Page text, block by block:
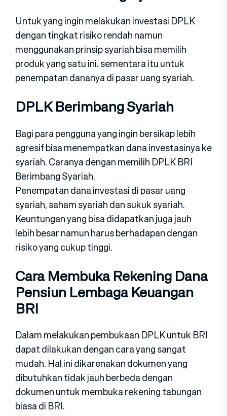
Untuk yang ingin melakukan investasi DPLK
dengan tingkat risiko rendah namun
menggunakan prinsip syariah bisa memilih
produk yang satu ini. sementara itu untuk
penempatan dananya di pasar uang syariah.
DPLK Berimbang Syariah
Bagi para pengguna yang ingin bersikap lebih
agresif bisa menempatkan dana investasinya ke
syariah. Caranya dengan memilih DPLK BRI
Berimbang Syariah.
Penempatan dana investasi di pasar uang
syariah, saham syariah dan sukuk syariah.
Keuntungan yang bisa didapatkan juga jauh
lebih besar namun harus berhadapan dengan
risiko yang cukup tinggi.
Cara Membuka Rekening Dana
Pensiun Lembaga Keuangan
BRI
Dalam melakukan pembukaan DPLK untuk BRI
dapat dilakukan dengan cara yang sangat
mudah. Hal ini dikarenakan dokumen yang
dibutuhkan tidak jauh berbeda dengan
dokumen untuk membuka rekening tabungan
biasa di BRI.